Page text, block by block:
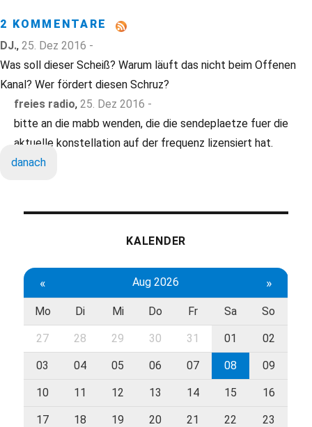
2 KOMMENTARE
DJ., 25. Dez 2016 -
Was soll dieser Scheiß? Warum läuft das nicht beim Offenen
Kanal? Wer fördert diesen Schruz?
freies radio, 25. Dez 2016 -
bitte an die mabb wenden, die die sendeplaetze fuer die
aktuelle konstellation auf der frequenz lizensiert hat.
danach
KALENDER
« Aug 2026 »
Mo Di Mi Do Fr Sa So
27 28 29 30 31 01 02
03 04 05 06 07 08 09
10 11 12 13 14 15 16
17 18 19 20 21 22 23